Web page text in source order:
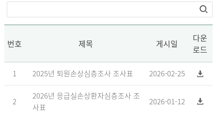
번호 제목 게시일
다운
로드
1 2025년 퇴원손상심층조사 조사표 2026-02-25
2
2026년 응급실손상환자심층조사 조
사표
2026-01-12